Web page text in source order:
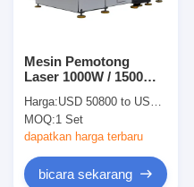
Mesin Pemotong
Laser 1000W / 1500W /
Generator Untuk
Pembuatan Papan Die
Harga:USD 50800 to USD 75800 per set
MOQ:1 Set
dapatkan harga terbaru
bicara sekarang